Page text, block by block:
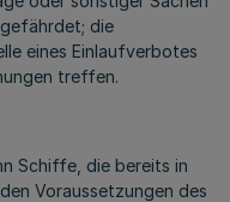
die
eines Einlaufverbotes
treffen.
Schiffe, die bereits in
Voraussetzungen des